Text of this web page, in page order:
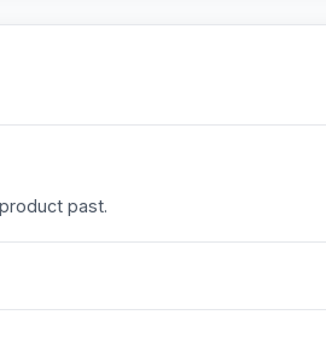
past.